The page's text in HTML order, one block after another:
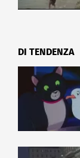
DI TENDENZA